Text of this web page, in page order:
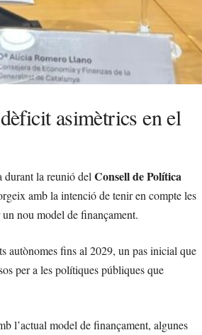
asimètrics en el
durant la reunió del Consell de Política
amb la intenció de tenir en compte les
un nou model de finançament.
autònomes fins al 2029, un pas inicial que
per a les polítiques públiques que
l’actual model de finançament, algunes